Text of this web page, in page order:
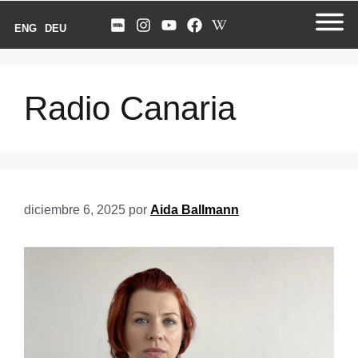
ENG DEU
Radio Canaria
diciembre 6, 2025 por Aida Ballmann